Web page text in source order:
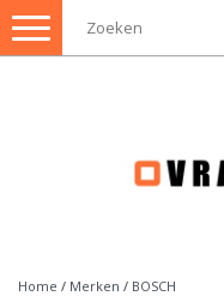
Toggle
navigation
Home / Merken / BOSCH